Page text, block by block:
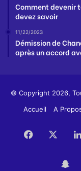
Comment devenir
devez savoir
11/22/2023
Démission de
après un accord
© Copyright 2026,
Accueil
A
Facebook